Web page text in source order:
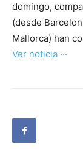
domingo,
(desde
Mallorca) han
Ver noticia ···